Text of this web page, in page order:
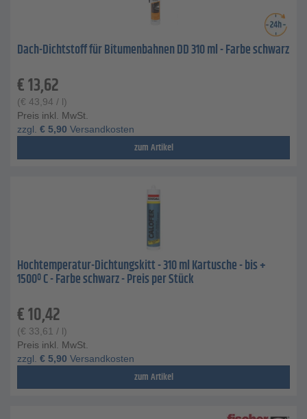
Dach-Dichtstoff für Bitumenbahnen DD 310 ml - Farbe schwarz
€13,62
(€ 43,94 / l)
Preis inkl. MwSt.
zzgl. € 5,90 Versandkosten
zum Artikel
Hochtemperatur-Dichtungskitt - 310 ml Kartusche - bis +
1500º C - Farbe schwarz - Preis per Stück
€10,42
(€ 33,61 / l)
Preis inkl. MwSt.
zzgl. € 5,90 Versandkosten
zum Artikel